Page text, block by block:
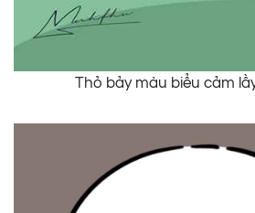
Thỏ bảy màu biểu cảm